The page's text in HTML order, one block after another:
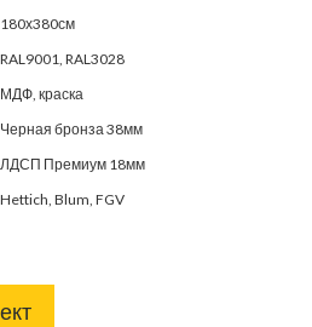
180х380см
RAL9001, RAL3028
МДФ, краска
Черная бронза 38мм
ЛДСП Премиум 18мм
Hettich, Blum, FGV